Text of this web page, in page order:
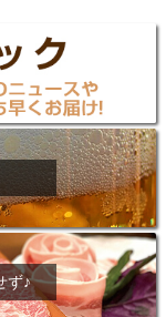
ず♪